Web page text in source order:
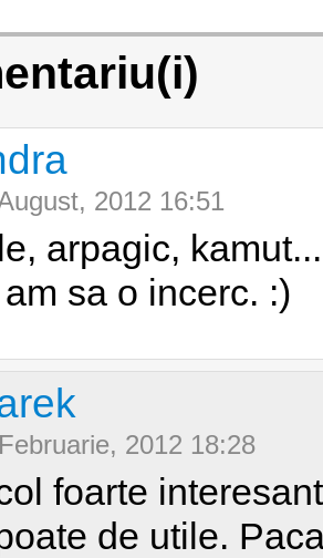
2012 16:51
arpagic,
sa o incerc. :)
2012 18:28
foarte
de utile.